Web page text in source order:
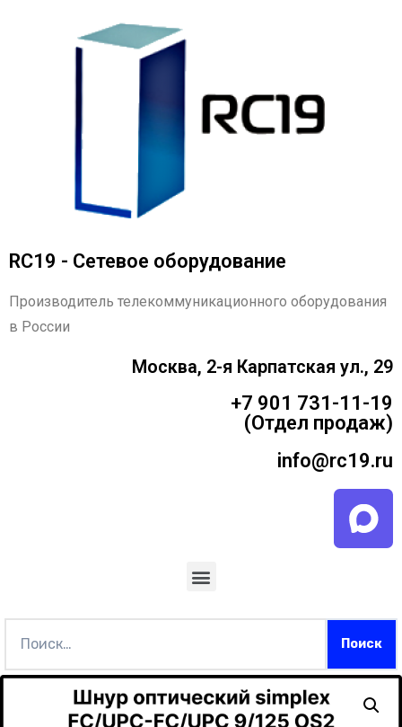
RC19 - Сетевое оборудование
Производитель телекоммуникационного оборудования
в России
Москва, 2-я Карпатская ул., 29
+7 901 731-11-19
(Отдел продаж)
info@rc19.ru